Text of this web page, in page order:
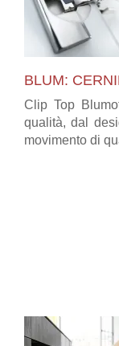
BLUM:
Clip Top
qualità, dal
movimento di